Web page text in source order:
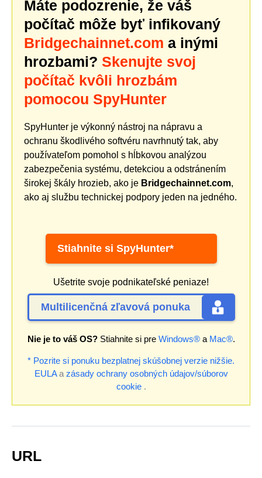
Máte podozrenie, že váš
počítač môže byť infikovaný
Bridgechainnet.com a inými
hrozbami? Skenujte svoj
počítač kvôli hrozbám
pomocou SpyHunter
SpyHunter je výkonný nástroj na nápravu a
ochranu škodlivého softvéru navrhnutý tak, aby
používateľom pomohol s hĺbkovou analýzou
zabezpečenia systému, detekciou a odstránením
širokej škály hrozieb, ako je Bridgechainnet.com,
ako aj službu technickej podpory jeden na jedného.
Stiahnite si SpyHunter*
Ušetrite svoje podnikateľské peniaze!
Multilicenčná zľavová ponuka
Nie je to váš OS?Stiahnite si pre Windows®a Mac®.
* Pozrite si ponuku bezplatnej skúšobnej verzie nižšie.
EULAa zásady ochrany osobných údajov/súborov
cookie.
URL